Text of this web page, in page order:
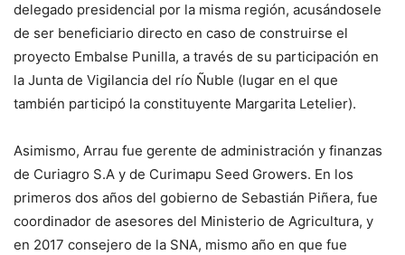
delegado presidencial por la misma región, acusándosele
de ser beneficiario directo en caso de construirse el
proyecto Embalse Punilla, a través de su participación en
la Junta de Vigilancia del río Ñuble (lugar en el que
también participó la constituyente Margarita Letelier).
Asimismo, Arrau fue gerente de administración y finanzas
de Curiagro S.A y de Curimapu Seed Growers. En los
primeros dos años del gobierno de Sebastián Piñera, fue
coordinador de asesores del Ministerio de Agricultura, y
en 2017 consejero de la SNA, mismo año en que fue